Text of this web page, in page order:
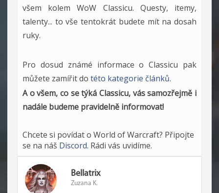
všem kolem WoW Classicu. Questy, itemy,
talenty... to vše tentokrát budete mít na dosah
ruky.
Pro dosud známé informace o Classicu pak
můžete zamířit do této kategorie článků.
A o všem, co se týká Classicu, vás samozřejmě i
nadále budeme pravidelně informovat!
Chcete si povídat o World of Warcraft? Připojte
se na náš Discord. Rádi vás uvidíme.
Bellatrix
Zuzana K.